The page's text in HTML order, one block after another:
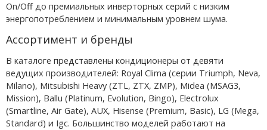
On/Off до премиальных инверторных серий с низким
энергопотреблением и минимальным уровнем шума.
Ассортимент и бренды
В каталоге представлены кондиционеры от девяти
ведущих производителей: Royal Clima (серии Triumph, Neva,
Milano), Mitsubishi Heavy (ZTL, ZTX, ZMP), Midea (MSAG3,
Mission), Ballu (Platinum, Evolution, Bingo), Electrolux
(Smartline, Air Gate), AUX, Hisense (Premium, Basic), LG (Mega,
Standard) и Igc. Большинство моделей работают на